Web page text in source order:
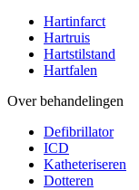
Hartinfarct
Hartruis
Hartstilstand
Hartfalen
Over behandelingen
Defibrillator
ICD
Katheteriseren
Dotteren